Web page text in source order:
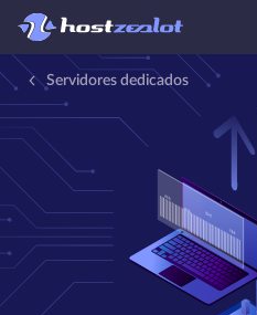
Servidores dedicados